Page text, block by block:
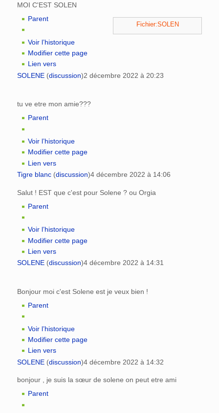
MOI C'EST SOLEN
Fichier:SOLEN
Parent
Voir l’historique
Modifier cette page
Lien vers
SOLENE (discussion)2 décembre 2022 à 20:23
tu ve etre mon amie???
Parent
Voir l’historique
Modifier cette page
Lien vers
Tigre blanc (discussion)4 décembre 2022 à 14:06
Salut ! EST que c'est pour Solene ? ou Orgia
Parent
Voir l’historique
Modifier cette page
Lien vers
SOLENE (discussion)4 décembre 2022 à 14:31
Bonjour moi c'est Solene est je veux bien !
Parent
Voir l’historique
Modifier cette page
Lien vers
SOLENE (discussion)4 décembre 2022 à 14:32
bonjour , je suis la sœur de solene on peut etre ami
Parent